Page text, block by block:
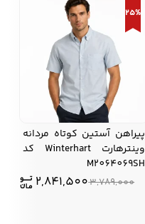
25%
پیراهن آستین کوتاه مردانه
وینترهارت Winterhart کد
M2064069SH
3,789,000
2,841,500